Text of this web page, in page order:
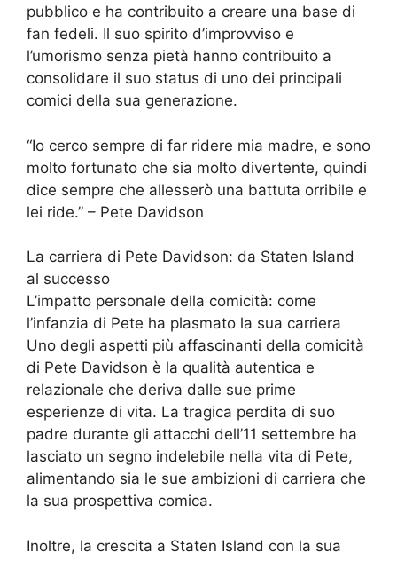
pubblico e ha contribuito a creare una base di
fan fedeli. Il suo spirito d’improvviso e
l’umorismo senza pietà hanno contribuito a
consolidare il suo status di uno dei principali
comici della sua generazione.
“Io cerco sempre di far ridere mia madre, e sono
molto fortunato che sia molto divertente, quindi
dice sempre che allesserò una battuta orribile e
lei ride.” – Pete Davidson
La carriera di Pete Davidson: da Staten Island
al successo
L’impatto personale della comicità: come
l’infanzia di Pete ha plasmato la sua carriera
Uno degli aspetti più affascinanti della comicità
di Pete Davidson è la qualità autentica e
relazionale che deriva dalle sue prime
esperienze di vita. La tragica perdita di suo
padre durante gli attacchi dell’11 settembre ha
lasciato un segno indelebile nella vita di Pete,
alimentando sia le sue ambizioni di carriera che
la sua prospettiva comica.
Inoltre, la crescita a Staten Island con la sua